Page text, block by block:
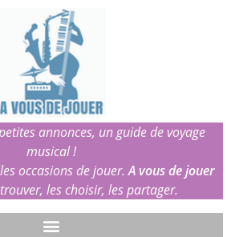
annonces, un guide de voyage
musical !
occasions de jouer.A vous de jouer
les choisir, les partager.